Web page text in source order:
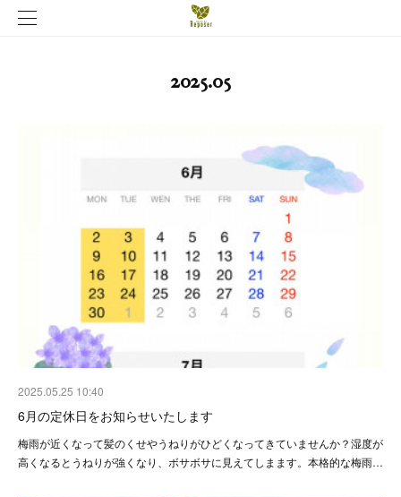
2025.05
2025.05.25 10:40
6月の定休日をお知らせいたします
梅雨が近くなって髪のくせやうねりがひどくなってきていませんか？湿度が
高くなるとうねりが強くなり、ボサボサに見えてしまます。本格的な梅雨…